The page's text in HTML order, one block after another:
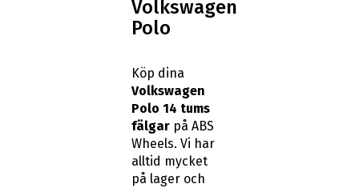
Volkswagen
Polo
Köp dina
Volkswagen
Polo 14 tums
fälgarpå ABS
Wheels. Vi har
alltid mycket
på lager och